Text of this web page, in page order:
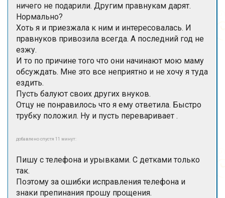
ничего не подарили. Другим правнукам дарят.
Нормально?
Хоть я и приезжала к ним и интересовалась. И
правнуков привозила всегда. А последний год не
езжу.
И то по причине того что они начинают мою маму
обсуждать. Мне это все неприятно и не хочу я туда
ездить.
Пусть балуют своих других внуков.
Отцу не понравилось что я ему ответила. Быстро
трубку положил. Ну и пусть переваривает .
добавлено спустя 11 минут:
Пишу с телефона и урывками. С детками только
так.
Поэтому за ошибки исправления телефона и
знаки препинания прошу прощения.